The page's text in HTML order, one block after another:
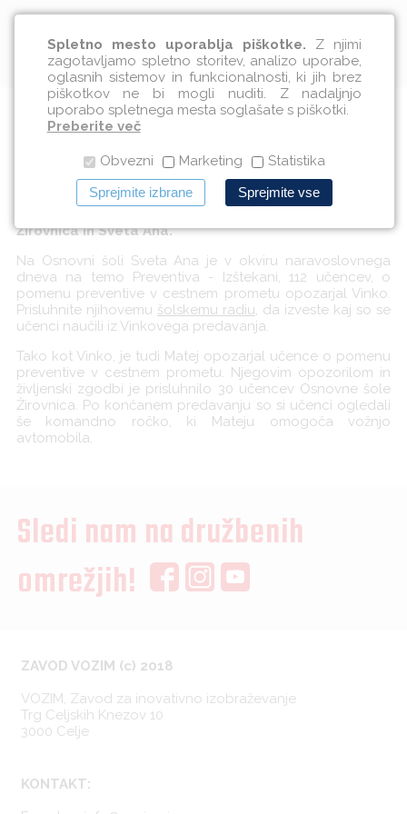
Slovenščina
Osveščali osnovnošolce
Žirovnica in Sveta Ana.
Na Osnovni šoli Sveta Ana je v okviru naravoslovnega
dneva na temo Preventiva - Izštekani, 112 učencev, o
pomenu preventive v cestnem prometu opozarjal Vinko.
Prisluhnite njihovemu šolskemu radiu, da izveste kaj so se
učenci naučili iz Vinkovega predavanja.
Tako kot Vinko, je tudi Matej opozarjal učence o pomenu
preventive v cestnem prometu. Njegovim opozorilom in
življenski zgodbi je prisluhnilo 30 učencev Osnovne šole
Žirovnica. Po končanem predavanju so si učenci ogledali
še komandno ročko, ki Mateju omogoča vožnjo
avtomobila.
Sledi nam na družbenih
omrežjih!
ZAVOD VOZIM (c) 2018
VOZIM, Zavod za inovativno izobraževanje
Trg Celjskih Knezov 10
3000 Celje
KONTAKT:
Spletno mesto uporablja piškotke. Z njimi
zagotavljamo spletno storitev, analizo uporabe,
oglasnih sistemov in funkcionalnosti, ki jih brez
piškotkov ne bi mogli nuditi. Z nadaljnjo
uporabo spletnega mesta soglašate s piškotki.
Preberite več
Obvezni Marketing Statistika
Sprejmite izbrane Sprejmite vse